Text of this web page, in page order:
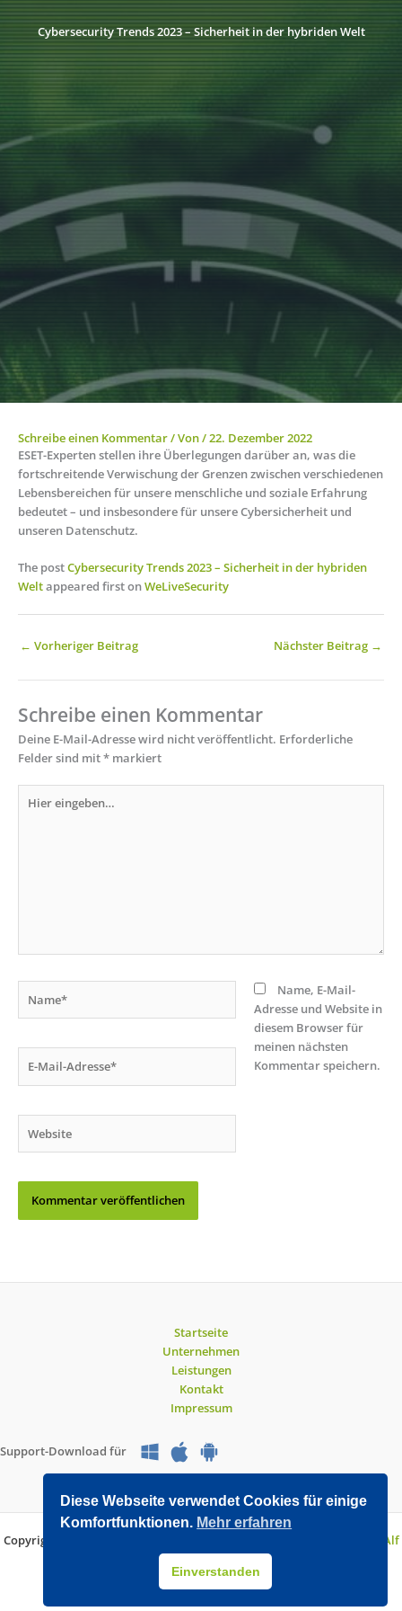
Cybersecurity Trends 2023 – Sicherheit in der hybriden Welt
Schreibe einen Kommentar/ Von/22. Dezember 2022
ESET-Experten stellen ihre Überlegungen darüber an, was die
fortschreitende Verwischung der Grenzen zwischen verschiedenen
Lebensbereichen für unsere menschliche und soziale Erfahrung
bedeutet – und insbesondere für unsere Cybersicherheit und
unseren Datenschutz.
The postCybersecurity Trends 2023 – Sicherheit in der hybriden
Weltappeared first onWeLiveSecurity
← Vorheriger Beitrag Nächster Beitrag →
Schreibe einen Kommentar
Deine E-Mail-Adresse wird nicht veröffentlicht. Erforderliche
Felder sind mit* markiert
eingeben…
Mail-
Name, E-Mail-
Adresse und Website in
diesem Browser für
meinen nächsten
Kommentar speichern.
Startseite
Unternehmen
Leistungen
Kontakt
Impressum
Support-Download für
Copyright © 2026 O&V DATEC GmbH | Entwickelt mit WordPress von
Alf
Drollinger
Diese Webseite verwendet Cookies für einige
Komfortfunktionen. Mehr erfahren
Einverstanden